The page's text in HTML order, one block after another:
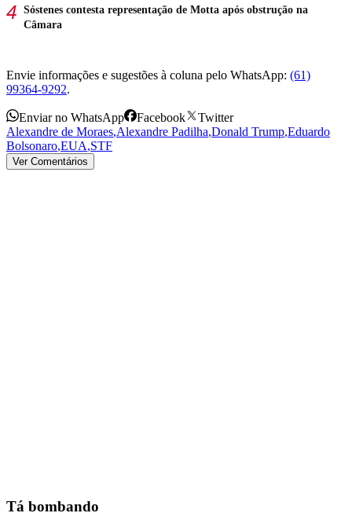
Sóstenes contesta representação de Motta após obstrução na
Câmara
Envie informações e sugestões à coluna pelo WhatsApp: (61)
99364-9292.
Enviar no WhatsApp Facebook
Twitter
Alexandre de Moraes,Alexandre Padilha,Donald Trump,Eduardo
Bolsonaro,EUA,STF
Ver Comentários
Tá bombando